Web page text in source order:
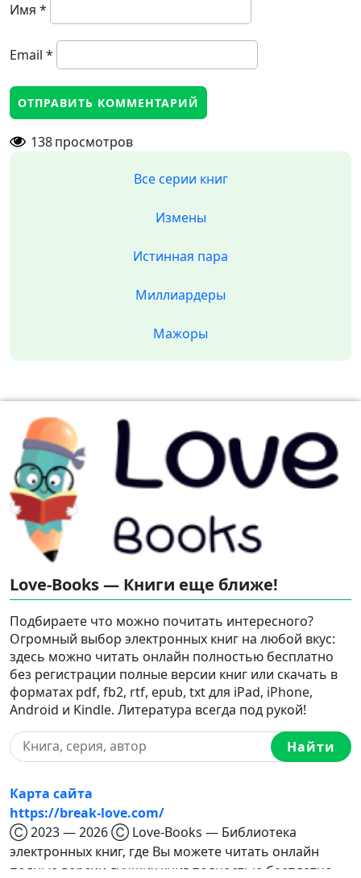
Имя *
Email *
138просмотров
Все серии книг
Измены
Истинная пара
Миллиардеры
Мажоры
Love-Books — Книги еще ближе!
Подбираете что можно почитать интересного?
Огромный выбор электронных книг на любой вкус:
здесь можно читать онлайн полностью бесплатно
без регистрации полные версии книг или скачать в
форматах pdf, fb2, rtf, epub, txt для iPad, iPhone,
Android и Kindle. Литература всегда под рукой!
Найти
Карта сайта
https://break-love.com/
Ⓒ 2023 — 2026 Ⓒ Love-Books — Библиотека
электронных книг, где Вы можете читать онлайн
полные версии лучших книг полностью бесплатно